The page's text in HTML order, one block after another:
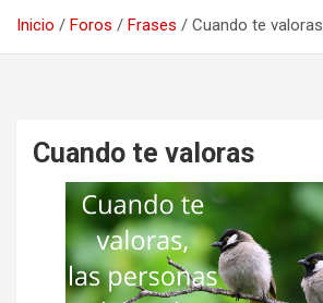
Inicio Foros Frases Cuando te valoras
Cuando te valoras